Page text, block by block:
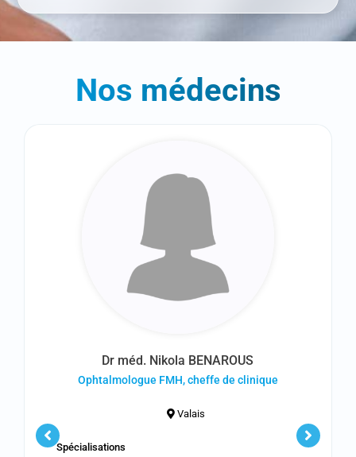
Nos médecins
Dr méd. Nikola BENAROUS
Ophtalmologue FMH, cheffe de clinique
Valais
Spécialisations